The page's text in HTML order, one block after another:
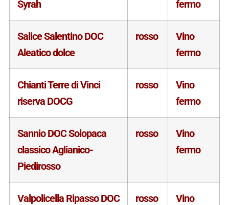
Syrah
fermo
Salice Salentino DOC
Aleatico dolce
rosso
Vino
fermo
Chianti Terre di Vinci
riserva DOCG
rosso
Vino
fermo
Sannio DOC Solopaca
classico Aglianico-
Piedirosso
rosso
Vino
fermo
Valpolicella Ripasso DOC
rosso
Vino